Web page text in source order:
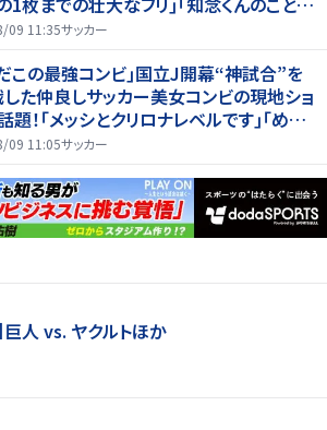
きなんよｗ｣
09 11:35サッカー
この最強コンビ｣国立J開幕“神試合”を
た仲良しサッカー美女コンビの現地ショ
題！｢メッシとクリロナレベルです｣｢めちゃ
愛い｣
09 11:05サッカー
巨人 vs. ヤクルトほか